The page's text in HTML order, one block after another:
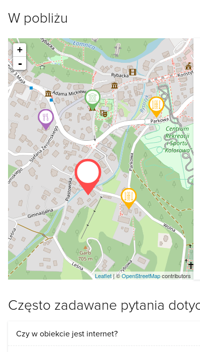
W pobliżu
+
-
Leaflet| ©OpenStreetMapcontributors
Często zadawane pytania
Czy w obiekcie jest internet?